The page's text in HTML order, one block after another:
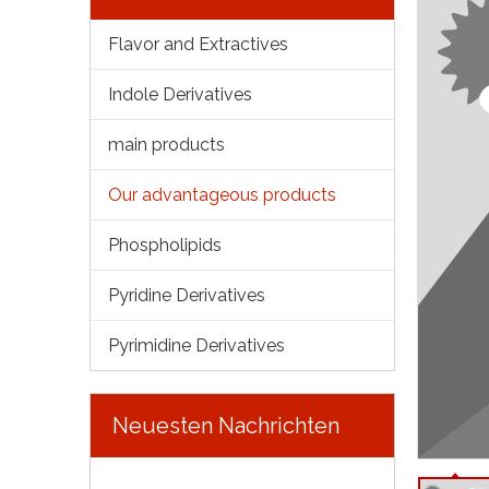
Flavor and Extractives
Indole Derivatives
main products
Our advantageous products
Phospholipids
Pyridine Derivatives
Pyrimidine Derivatives
Neuesten Nachrichten